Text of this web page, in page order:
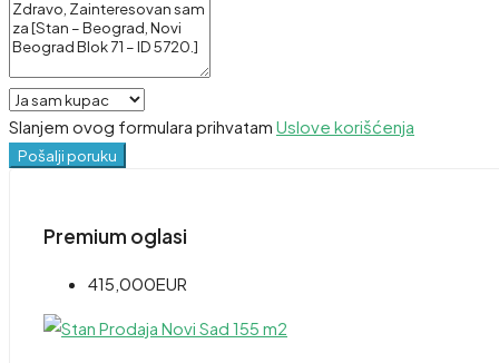
Slanjem ovog formulara prihvatam Uslove korišćenja
Pošalji poruku
Premium oglasi
415,000EUR